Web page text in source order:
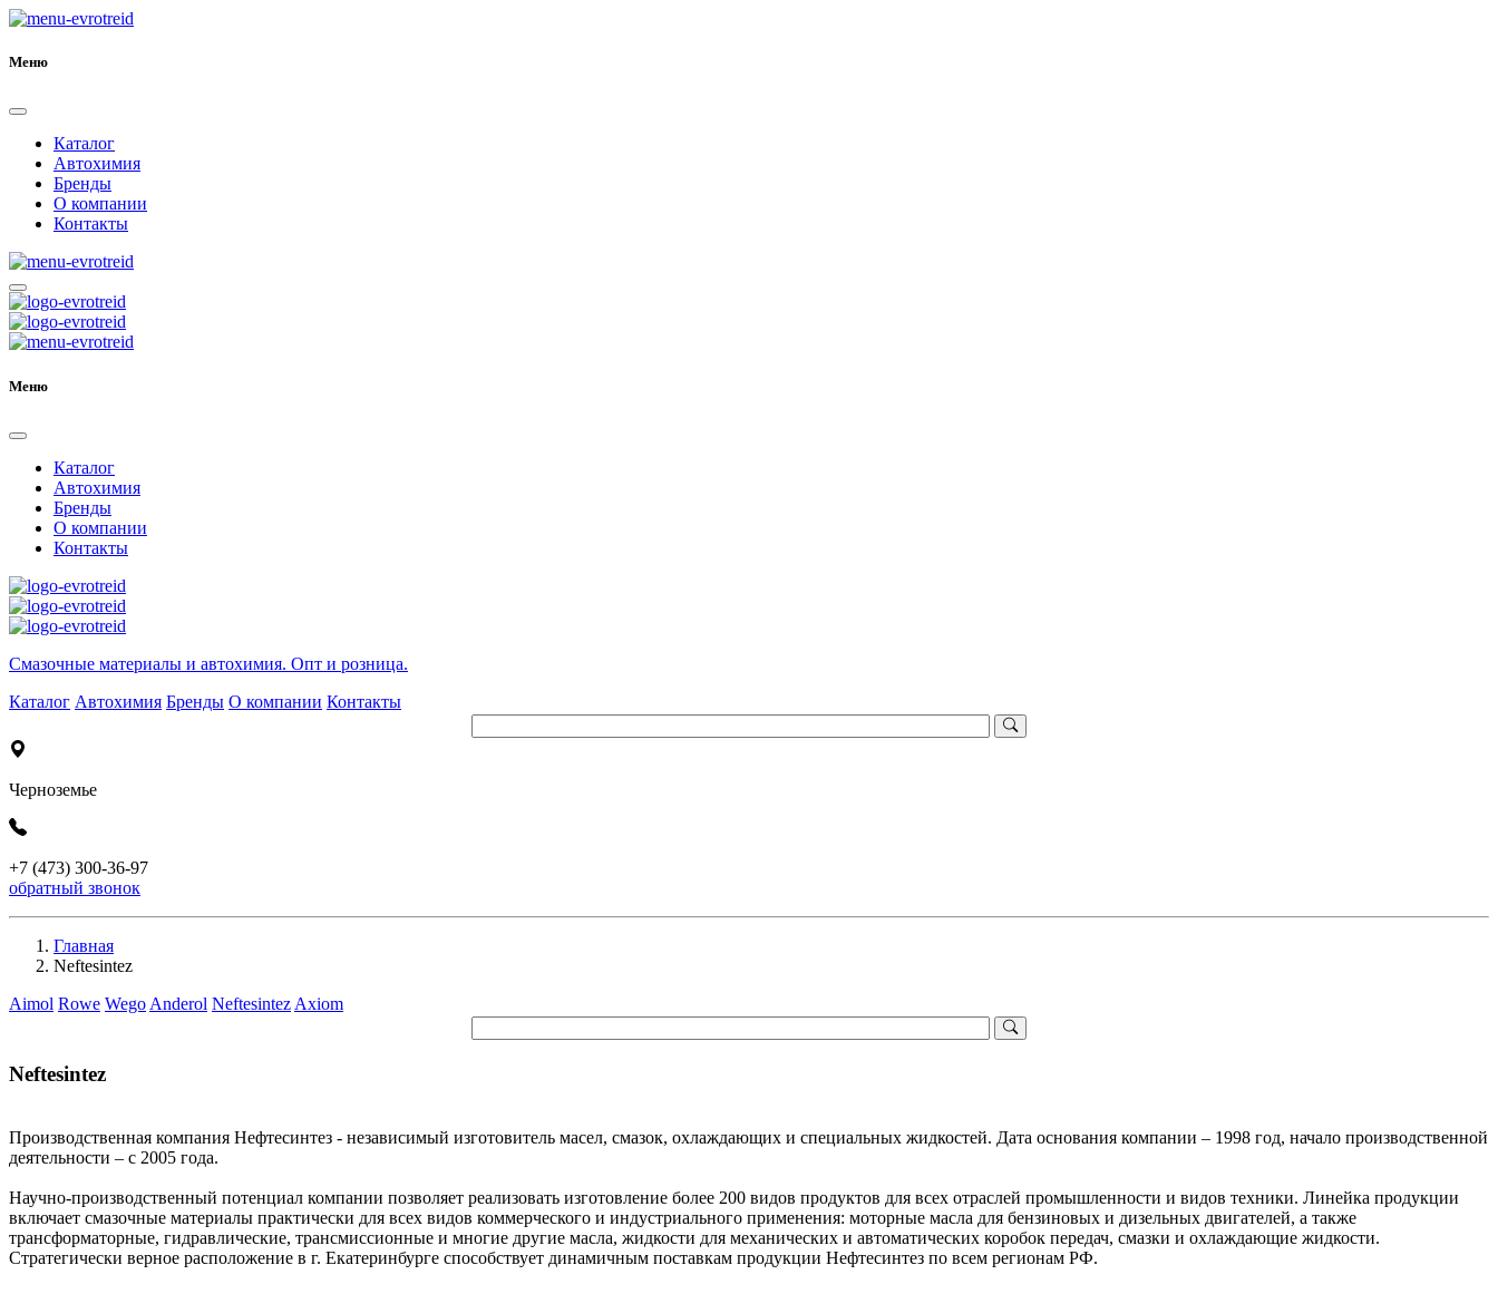
Меню
Каталог
Автохимия
Бренды
О компании
Контакты
Меню
Каталог
Автохимия
Бренды
О компании
Контакты
Cмазочные материалы и автохимия. Опт и розница.
Каталог Автохимия Бренды О компании Контакты
Черноземье
+7 (473) 300-36-97
обратный звонок
Главная
Neftesintez
Aimol Rowe Wego Anderol Neftesintez Axiom
Neftesintez
Производственная компания Нефтесинтез - независимый изготовитель масел, смазок, охлаждающих и специальных жидкостей. Дата основания компании – 1998 год, начало производственной
деятельности – с 2005 года.
Научно-производственный потенциал компании позволяет реализовать изготовление более 200 видов продуктов для всех отраслей промышленности и видов техники. Линейка продукции
включает смазочные материалы практически для всех видов коммерческого и индустриального применения: моторные масла для бензиновых и дизельных двигателей, а также
трансформаторные, гидравлические, трансмиссионные и многие другие масла, жидкости для механических и автоматических коробок передач, смазки и охлаждающие жидкости.
Стратегически верное расположение в г. Екатеринбурге способствует динамичным поставкам продукции Нефтесинтез по всем регионам РФ.